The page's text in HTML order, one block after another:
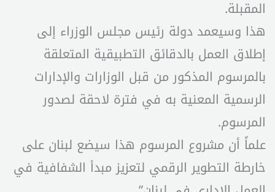
المقبلة.
هذا وسيعمد دولة رئيس مجلس الوزراء إلى
إطلاق العمل بالدقائق التطبيقية المتعلقة
بالمرسوم المذكور من قبل الوزارات والإدارات
الرسمية المعنية به في فترة لاحقة لصدور
المرسوم.
علماً أن مشروع المرسوم هذا سيضع لبنان على
خارطة التطوير الرقمي لتعزيز مبدأ الشفافية في